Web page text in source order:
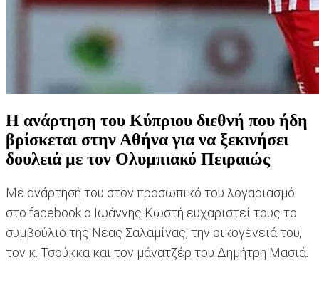
H ανάρτηση του Κύπριου διεθνή που ήδη
βρίσκεται στην Αθήνα για να ξεκινήσει
δουλειά με τον Ολυμπιακό Πειραιώς
Με ανάρτησή του στον προσωπικό του λογαριασμό
στο facebook ο Ιωάννης Κωστή ευχαριστεί τους το
συμβούλιο της Νέας Σαλαμίνας, την οικογένειά του,
τον κ. Τσούκκα και τον μάνατζέρ του Δημήτρη Μασιά.